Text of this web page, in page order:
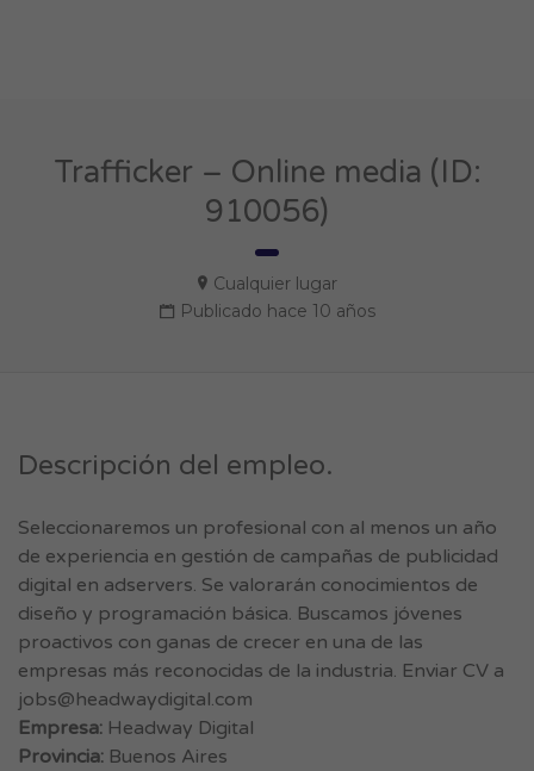
Trafficker – Online media (ID:
910056)
Cualquier lugar
Publicado hace 10 años
Descripción del empleo.
Seleccionaremos un profesional con al menos un año
de experiencia en gestión de campañas de publicidad
digital en adservers. Se valorarán conocimientos de
diseño y programación básica. Buscamos jóvenes
proactivos con ganas de crecer en una de las
empresas más reconocidas de la industria. Enviar CV a
jobs@headwaydigital.com
Empresa: Headway Digital
Provincia: Buenos Aires